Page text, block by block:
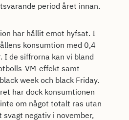
period året innan.
har hållit emot hyfsat. I
konsumtion med 0,4
I de siffrorna kan vi bland
VM-effekt samt
week och black Friday.
har dock konsumtionen
om något totalt ras utan
negativ i november,